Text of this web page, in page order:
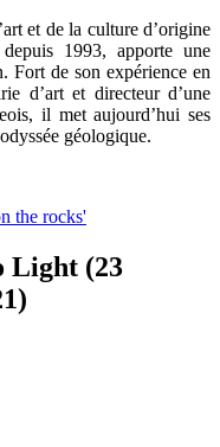
et de la culture d’origine
1993, apporte une
Fort de son expérience en
d’art et directeur d’une
il met aujourd’hui ses
géologique.
the rocks'
Light (23